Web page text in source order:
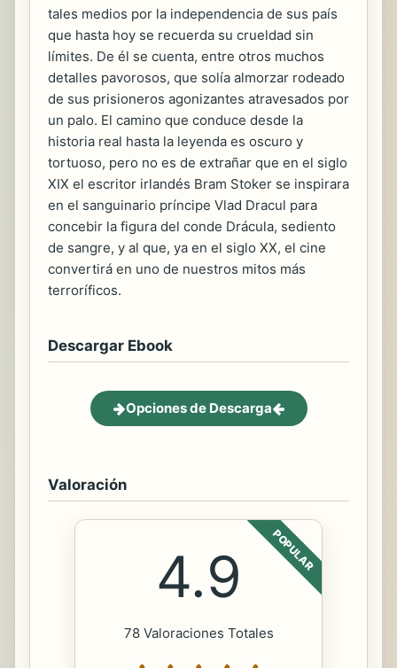
tales medios por la independencia de sus país
que hasta hoy se recuerda su crueldad sin
límites. De él se cuenta, entre otros muchos
detalles pavorosos, que solía almorzar rodeado
de sus prisioneros agonizantes atravesados por
un palo. El camino que conduce desde la
historia real hasta la leyenda es oscuro y
tortuoso, pero no es de extrañar que en el siglo
XIX el escritor irlandés Bram Stoker se inspirara
en el sanguinario príncipe Vlad Dracul para
concebir la figura del conde Drácula, sediento
de sangre, y al que, ya en el siglo XX, el cine
convertirá en uno de nuestros mitos más
terroríficos.
Descargar Ebook
Opciones de Descarga
Valoración
POPULAR
4.9
78 Valoraciones Totales